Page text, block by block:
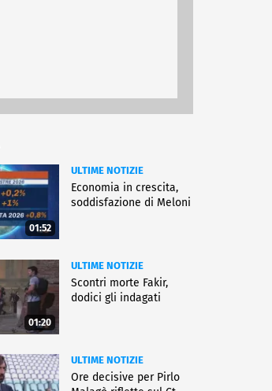
01:52
ULTIME NOTIZIE
Economia in crescita,
soddisfazione di Meloni
01:20
ULTIME NOTIZIE
Scontri morte Fakir,
dodici gli indagati
ULTIME NOTIZIE
Ore decisive per Pirlo